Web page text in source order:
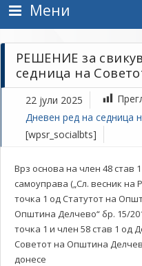
Мени
РЕШЕНИЕ за
седница на
22 јули 2025
Дневен ред на седница
[wpsr_socialbts]
Врз основа на член 48 став
самоуправа („Сл. весник на
точка 1 од Статутот на
Општина Делчево“ бр. 15/
точка 1 и член 58 став 1 од
Советот на Општина
донесe